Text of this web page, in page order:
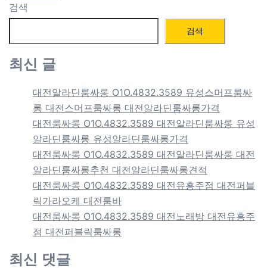
검색
검색
최신 글
대전알라딘룸싸롱 O1O.4832.3589 유성스머프룸싸
롱 대전스머프룸싸롱 대전알라딘룸싸롱가격
대전룸싸롱 O1O.4832.3589 대전알라딘룸싸롱 유성
알라딘룸싸롱 유성알라딘룸싸롱가격
대전룸싸롱 O1O.4832.3589 대전알라딘룸싸롱 대전
알라딘룸싸롱추천 대전알라딘룸싸롱견적
대전룸싸롱 O1O.4832.3589 대전유흥주점 대전퍼블
릭가라오케 대전룸바
대전룸싸롱 O1O.4832.3589 대전노래방 대전유흥주
점 대전퍼블릭룸싸롱
최신 댓글